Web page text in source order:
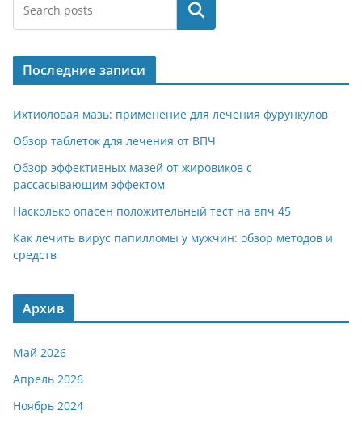
Поиск
Последние записи
Ихтиоловая мазь: применение для лечения фурункулов
Обзор таблеток для лечения от ВПЧ
Обзор эффективных мазей от жировиков с
рассасывающим эффектом
Насколько опасен положительный тест на впч 45
Как лечить вирус папилломы у мужчин: обзор методов и
средств
Архив
Май 2026
Апрель 2026
Ноябрь 2024